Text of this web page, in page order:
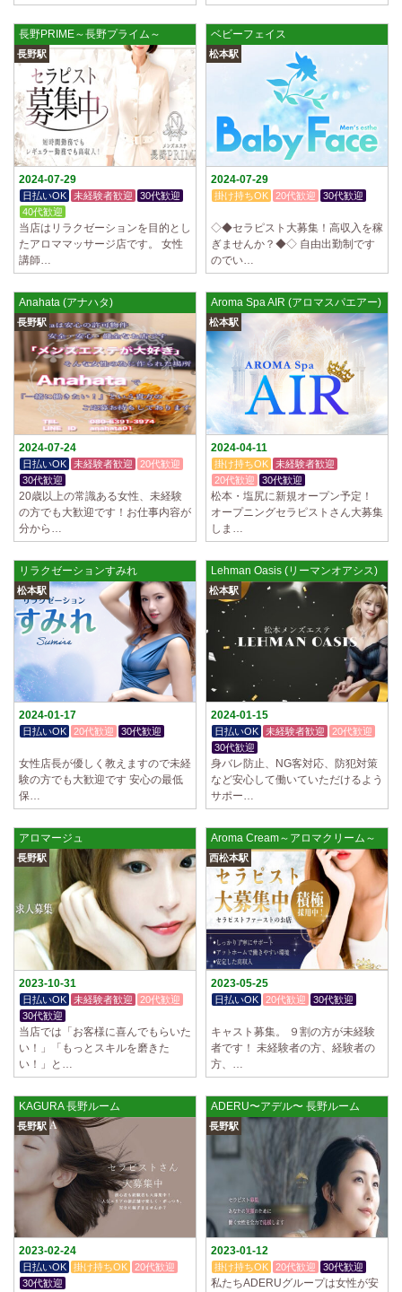
長野PRIME～長野プライム～
長野駅
2024-07-29
日払いOK 未経験者歓迎
30代歓迎
40代歓迎
当店はリラクゼーションを目的とし
たアロママッサージ店です。 女性
講師…
ベビーフェイス
松本駅
2024-07-29
掛け持ちOK 20代歓迎
30代歓迎
◇◆セラピスト大募集！高収入を稼
ぎませんか？◆◇ 自由出勤制です
のでい…
Anahata (アナハタ)
長野駅
2024-07-24
日払いOK 未経験者歓迎
20代歓迎
30代歓迎
20歳以上の常識ある女性、未経験
の方でも大歓迎です！お仕事内容が
分から…
Aroma Spa AIR (アロマスパエアー)
松本駅
2024-04-11
掛け持ちOK
未経験者歓迎
20代歓迎
30代歓迎
松本・塩尻に新規オープン予定！
オープニングセラピストさん大募集
しま…
リラクゼーションすみれ
松本駅
2024-01-17
日払いOK 20代歓迎
30代歓迎
女性店長が優しく教えますので未経
験の方でも大歓迎です 安心の最低
保…
Lehman Oasis (リーマンオアシス)
松本駅
2024-01-15
日払いOK 未経験者歓迎
20代歓迎
30代歓迎
身バレ防止、NG客対応、防犯対策
など安心して働いていただけるよう
サポー…
アロマージュ
長野駅
2023-10-31
日払いOK 未経験者歓迎
20代歓迎
30代歓迎
当店では「お客様に喜んでもらいた
い！」「もっとスキルを磨きた
い！」と…
Aroma Cream～アロマクリーム～
西松本駅
2023-05-25
日払いOK 20代歓迎
30代歓迎
キャスト募集。 ９割の方が未経験
者です！ 未経験者の方、経験者の
方、…
KAGURA 長野ルーム
長野駅
2023-02-24
日払いOK 掛け持ちOK
20代歓迎
30代歓迎
ADERU〜アデル〜 長野ルーム
長野駅
2023-01-12
掛け持ちOK 20代歓迎 30代歓迎
私たちADERUグループは女性が安